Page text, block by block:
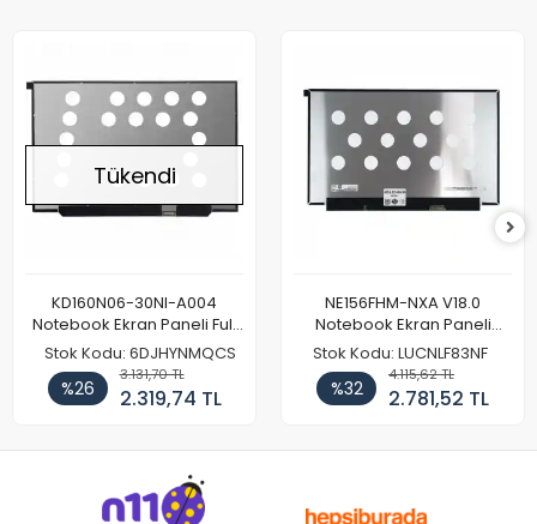
Tükendi
KD160N06-30NI-A004
Notebook Ekran Paneli Full
HD
Stok Kodu: 6DJHYNMQCS
%26
3.131,70 TL
2.319,74 TL
NE156FHM-NXA V18.0
Notebook Ekran Paneli
144Hz
Stok Kodu: LUCNLF83NF
%32
4.115,62 TL
2.781,52 TL